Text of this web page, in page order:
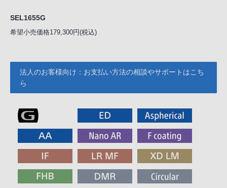
SEL1655G
希望小売価格179,300円(税込)
法人のお客様向け：お支払い方法の相談やサポートはこち
ら